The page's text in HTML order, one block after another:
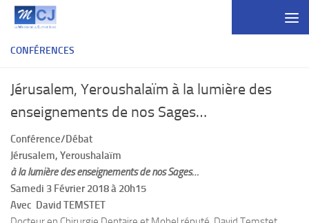
Skip to content
CONFÉRENCES
Jérusalem, Yeroushalaïm à la lumière des
enseignements de nos Sages…
Conférence/Débat
Jérusalem, Yeroushalaïm
à la lumière des enseignements de nos Sages…
Samedi 3 Février 2018 à 20h15
Avec David TEMSTET